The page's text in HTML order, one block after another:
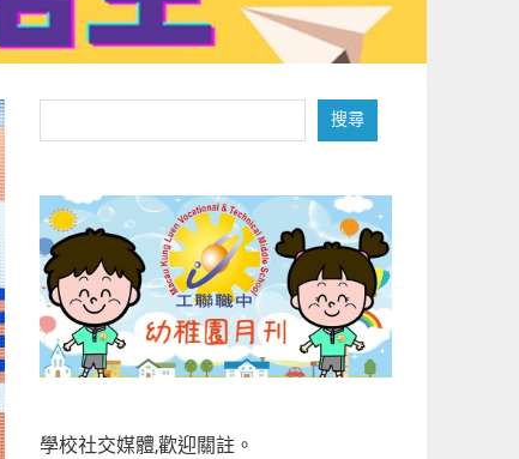
尋
搜尋
學校社交媒體,歡迎關註。